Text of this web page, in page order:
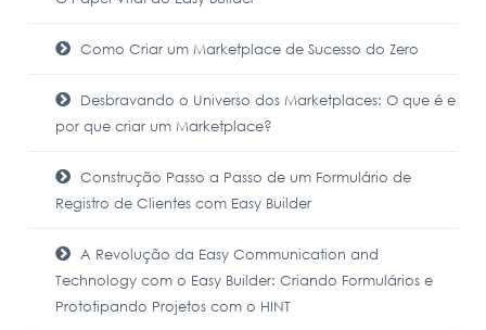
Como Criar um Marketplace de Sucesso do Zero
Desbravando o Universo dos Marketplaces: O que é e
por que criar um Marketplace?
Construção Passo a Passo de um Formulário de
Registro de Clientes com Easy Builder
A Revolução da Easy Communication and
Technology com o Easy Builder: Criando Formulários e
Prototipando Projetos com o HINT